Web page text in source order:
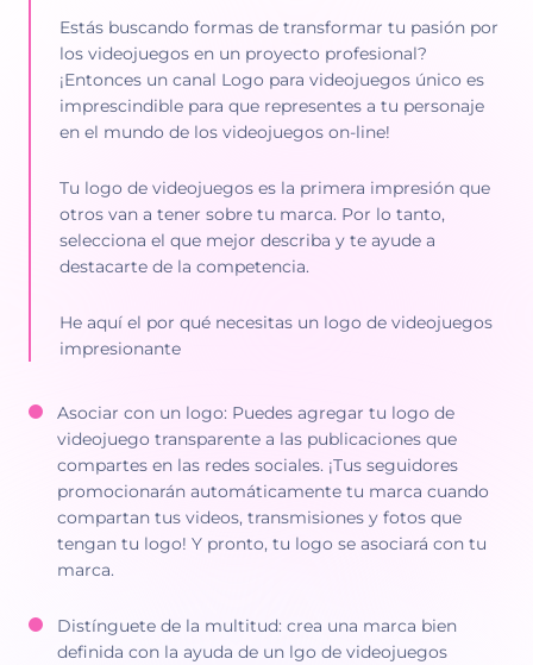
Estás buscando formas de transformar tu pasión por
los videojuegos en un proyecto profesional?
¡Entonces un canal Logo para videojuegos único es
imprescindible para que representes a tu personaje
en el mundo de los videojuegos on-line!
Tu logo de videojuegos es la primera impresión que
otros van a tener sobre tu marca. Por lo tanto,
selecciona el que mejor describa y te ayude a
destacarte de la competencia.
He aquí el por qué necesitas un logo de videojuegos
impresionante
Asociar con un logo: Puedes agregar tu logo de
videojuego transparente a las publicaciones que
compartes en las redes sociales. ¡Tus seguidores
promocionarán automáticamente tu marca cuando
compartan tus videos, transmisiones y fotos que
tengan tu logo! Y pronto, tu logo se asociará con tu
marca.
Distínguete de la multitud: crea una marca bien
definida con la ayuda de un lgo de videojuegos